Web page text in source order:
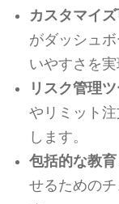
カスタマイ
がダッシュ
いやすさを実
リスク管理ツ
やリミット
します。
包括的な教育
せるための